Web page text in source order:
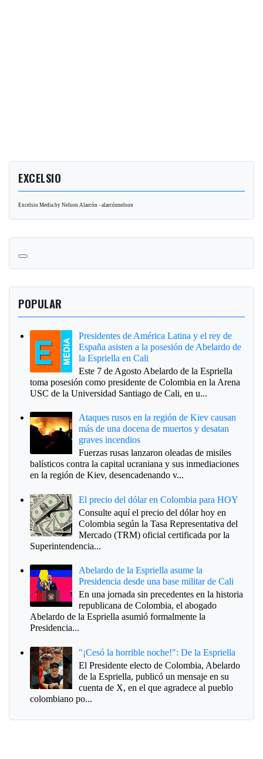
EXCELSIO
Excelsio Media by Nelson Alarcón - alarcónnelson
POPULAR
Presidentes de América Latina y el rey de
España asisten a la posesión de Abelardo de
la Espriella en Cali
Este 7 de Agosto Abelardo de la Espriella
toma posesión como presidente de Colombia en la Arena
USC de la Universidad Santiago de Cali, en u...
Ataques rusos en la región de Kiev causan
más de una docena de muertos y desatan
graves incendios
Fuerzas rusas lanzaron oleadas de misiles
balísticos contra la capital ucraniana y sus inmediaciones
en la región de Kiev, desencadenando v...
El precio del dólar en Colombia para HOY
Consulte aquí el precio del dólar hoy en
Colombia según la Tasa Representativa del
Mercado (TRM) oficial certificada por la
Superintendencia...
Abelardo de la Espriella asume la
Presidencia desde una base militar de Cali
En una jornada sin precedentes en la historia
republicana de Colombia, el abogado
Abelardo de la Espriella asumió formalmente la
Presidencia...
"¡Cesó la horrible noche!": De la Espriella
El Presidente electo de Colombia, Abelardo
de la Espriella, publicó un mensaje en su
cuenta de X, en el que agradece al pueblo
colombiano po...